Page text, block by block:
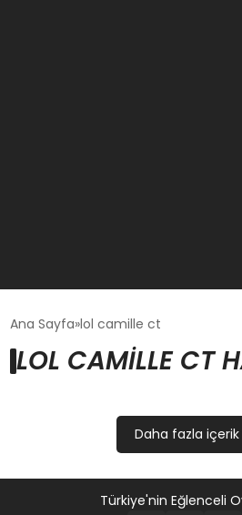
GÜNCEL
OYUN HABERLERI
EĞITIM
Ana Sayfa lol camille ct
LOL CAMILLE CT
Daha fazla içerik
Türkiye'nin Eğlenceli